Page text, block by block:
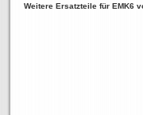
Weitere Ersatzteile für EMK6